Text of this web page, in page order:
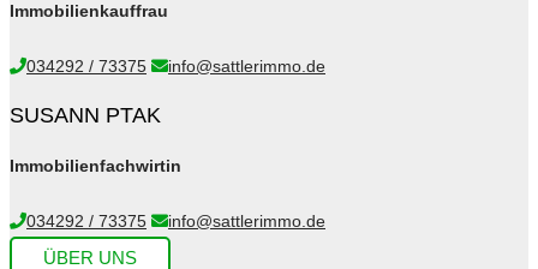
Immobilienkauffrau
034292 / 73375 info@sattlerimmo.de
SUSANN PTAK
Immobilienfachwirtin
034292 / 73375 info@sattlerimmo.de
ÜBER UNS